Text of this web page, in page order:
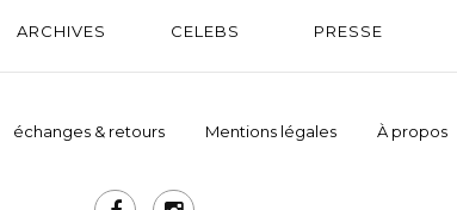
ARCHIVES CELEBS PRESSE
échanges & retours Mentions légales À propos